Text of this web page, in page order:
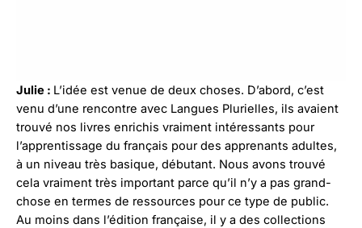
Julie : L’idée est venue de deux choses. D’abord, c’est
venu d’une rencontre avec Langues Plurielles, ils avaient
trouvé nos livres enrichis vraiment intéressants pour
l’apprentissage du français pour des apprenants adultes,
à un niveau très basique, débutant. Nous avons trouvé
cela vraiment très important parce qu’il n’y a pas grand-
chose en termes de ressources pour ce type de public.
Au moins dans l’édition française, il y a des collections